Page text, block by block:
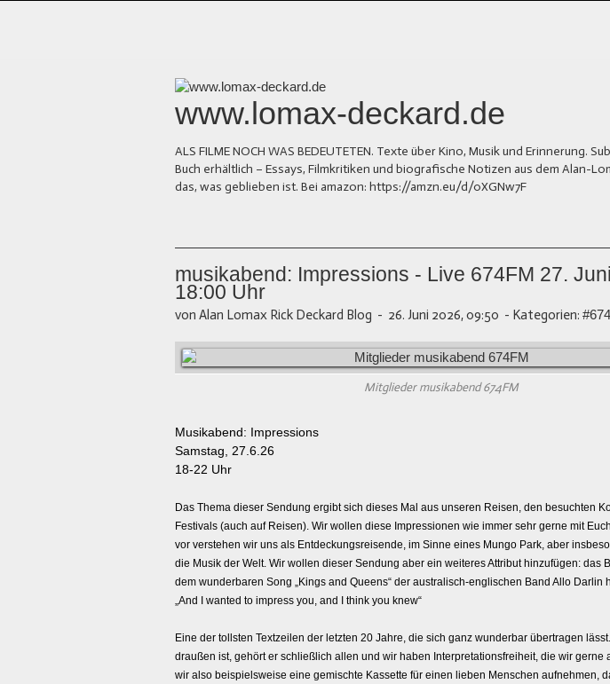
www.lomax-deckard.de
ALS FILME NOCH WAS BEDEUTETEN. Texte über Kino, Musik und Erinnerung.
Buch erhältlich – Essays, Filmkritiken und biografische Notizen aus dem Alan-
das, was geblieben ist. Bei amazon: https://amzn.eu/d/0XGNw7F
musikabend: Impressions - Live 674FM 27.
18:00 Uhr
von Alan Lomax Rick Deckard Blog - 26. Juni 2026, 09:50 - Kategorien:
Mitglieder musikabend 674FM
Musikabend: Impressions
Samstag, 27.6.26
18-22 Uhr
Das Thema dieser Sendung ergibt sich dieses Mal aus unseren Reisen, den besuchten
Festivals (auch auf Reisen). Wir wollen diese Impressionen wie immer sehr gerne mit
vor verstehen wir uns als Entdeckungsreisende, im Sinne eines Mungo Park, aber
die Musik der Welt. Wir wollen dieser Sendung aber ein weiteres Attribut hinzufügen: das
dem wunderbaren Song „Kings and Queens“ der australisch-englischen Band Allo Darlin
„And I wanted to impress you, and I think you knew“
Eine der tollsten Textzeilen der letzten 20 Jahre, die sich ganz wunderbar übertragen
draußen ist, gehört er schließlich allen und wir haben Interpretationsfreiheit, die wir gerne
wir also beispielsweise eine gemischte Kassette für einen lieben Menschen aufnehmen,